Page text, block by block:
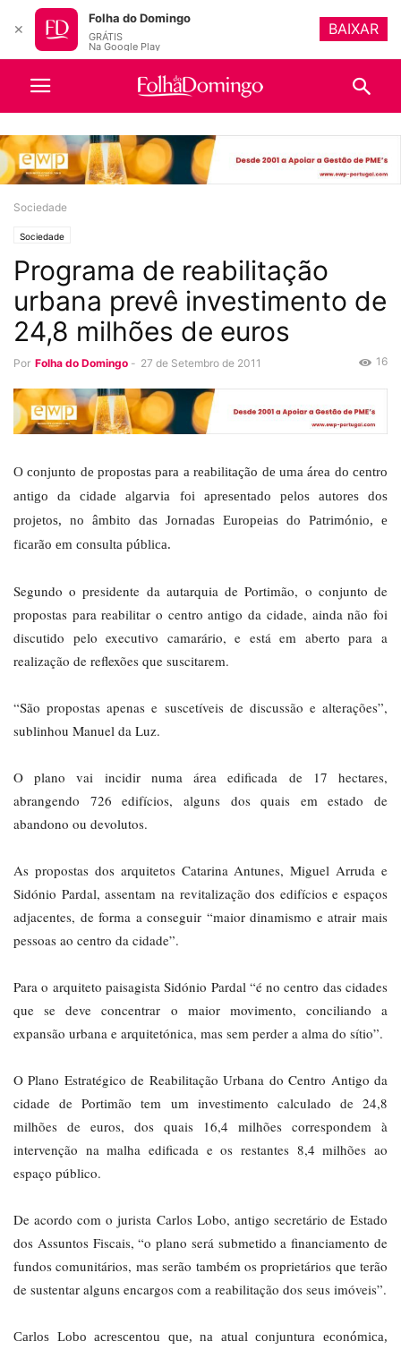
Sociedade
Sociedade
Programa de reabilitação
urbana prevê investimento de
24,8 milhões de euros
Por Folha do Domingo - 27 de Setembro de 2011 16
O conjunto de propostas para a reabilitação de uma área do centro
antigo da cidade algarvia foi apresentado pelos autores dos
projetos, no âmbito das Jornadas Europeias do Património, e
ficarão em consulta pública.
Segundo o presidente da autarquia de Portimão, o conjunto de
propostas para reabilitar o centro antigo da cidade, ainda não foi
discutido pelo executivo camarário, e está em aberto para a
realização de reflexões que suscitarem.
“São propostas apenas e suscetíveis de discussão e alterações”,
sublinhou Manuel da Luz.
O plano vai incidir numa área edificada de 17 hectares,
abrangendo 726 edifícios, alguns dos quais em estado de
abandono ou devolutos.
As propostas dos arquitetos Catarina Antunes, Miguel Arruda e
Sidónio Pardal, assentam na revitalização dos edifícios e espaços
adjacentes, de forma a conseguir “maior dinamismo e atrair mais
pessoas ao centro da cidade”.
Para o arquiteto paisagista Sidónio Pardal “é no centro das cidades
que se deve concentrar o maior movimento, conciliando a
expansão urbana e arquitetónica, mas sem perder a alma do sítio”.
O Plano Estratégico de Reabilitação Urbana do Centro Antigo da
cidade de Portimão tem um investimento calculado de 24,8
milhões de euros, dos quais 16,4 milhões correspondem à
intervenção na malha edificada e os restantes 8,4 milhões ao
espaço público.
De acordo com o jurista Carlos Lobo, antigo secretário de Estado
dos Assuntos Fiscais, “o plano será submetido a financiamento de
fundos comunitários, mas serão também os proprietários que terão
de sustentar alguns encargos com a reabilitação dos seus imóveis”.
Carlos Lobo acrescentou que, na atual conjuntura económica,
✕
Folha do Domingo
GRÁTIS
Na Google Play
BAIXAR